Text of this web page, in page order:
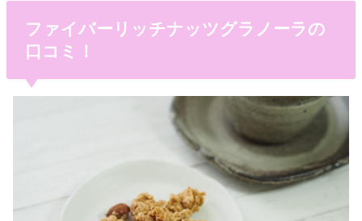
ファイバーリッチナッツグラノーラの
口コミ！